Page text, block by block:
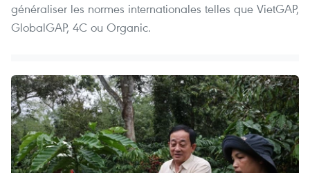
généraliser les normes internationales telles que VietGAP,
GlobalGAP, 4C ou Organic.